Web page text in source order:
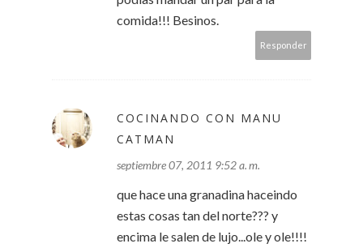
comida!!! Besinos.
Responder
COCINANDO CON MANU
CATMAN
septiembre 07, 2011 9:52 a. m.
que hace una granadina haceindo
estas cosas tan del norte??? y
encima le salen de lujo...ole y ole!!!!